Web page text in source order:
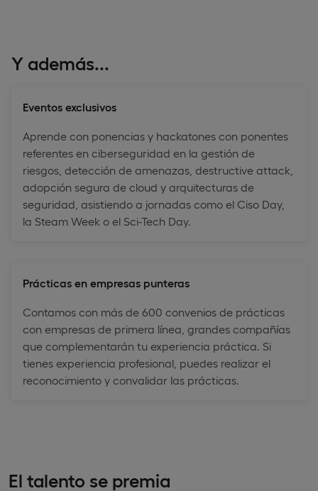
Y además...
Eventos exclusivos
Aprende con ponencias y hackatones con ponentes
referentes en ciberseguridad en la gestión de
riesgos, detección de amenazas, destructive attack,
adopción segura de cloud y arquitecturas de
seguridad, asistiendo a jornadas como el Ciso Day,
la Steam Week o el Sci-Tech Day.
Prácticas en empresas punteras
Contamos con más de 600 convenios de prácticas
con empresas de primera línea, grandes compañías
que complementarán tu experiencia práctica. Si
tienes experiencia profesional, puedes realizar el
reconocimiento y convalidar las prácticas.
El talento se premia